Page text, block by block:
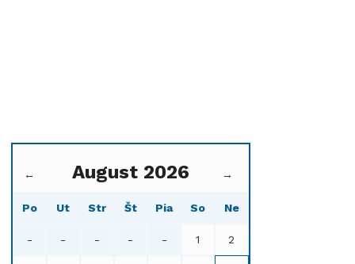
← August 2026 →
Po Ut Str Št Pia So Ne
- - - - - 1 2